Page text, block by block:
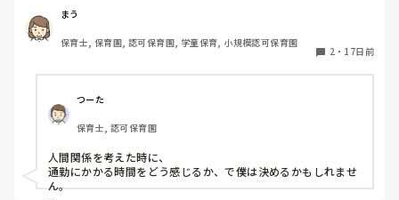
関係が少しややこしい、お局が厳しいと有名です。
今の通勤距離がある園は、園長を含め優しい職員、連携がで
きている先生が多いです。
まう
保育士, 保育園, 認可保育園, 学童保育, 小規模認可保育園
2・ 17日前
つーた
保育士, 認可保育園
人間関係を考えた時に、
通勤にかかる時間をどう感じるか、で僕は決めるかもしれませ
ん。